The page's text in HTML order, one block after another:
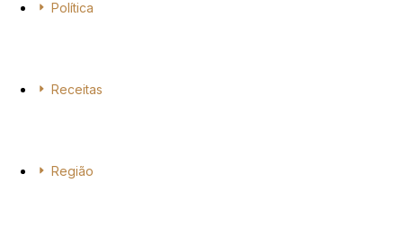
Política
Receitas
Região